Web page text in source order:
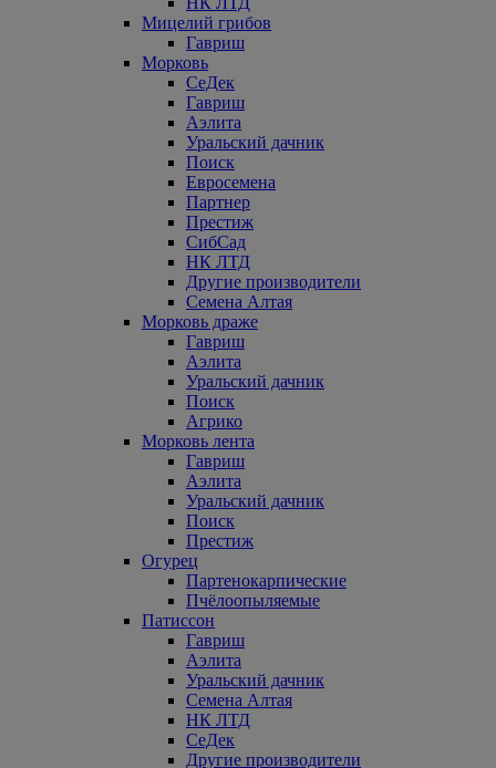
Мицелий грибов
Гавриш
Морковь
СеДек
Гавриш
Аэлита
Уральский дачник
Поиск
Евросемена
Партнер
Престиж
СибСад
НК ЛТД
Другие производители
Семена Алтая
Морковь драже
Гавриш
Аэлита
Уральский дачник
Поиск
Агрико
Морковь лента
Гавриш
Аэлита
Уральский дачник
Поиск
Престиж
Огурец
Партенокарпические
Пчёлоопыляемые
Патиссон
Гавриш
Аэлита
Уральский дачник
Семена Алтая
НК ЛТД
СеДек
Другие производители